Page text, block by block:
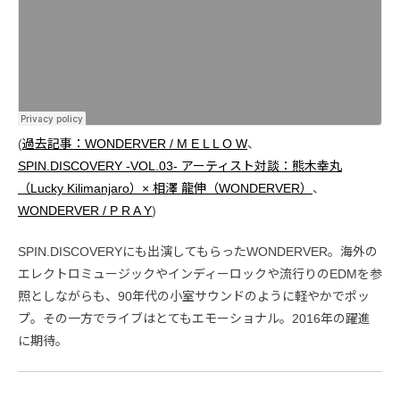
(過去記事：WONDERVER / M E L L O W、
SPIN.DISCOVERY -VOL.03- アーティスト対談：熊木幸丸
（Lucky Kilimanjaro）× 相澤 龍伸（WONDERVER） 、
WONDERVER / P R A Y)
SPIN.DISCOVERYにも出演してもらったWONDERVER。海外の
エレクトロミュージックやインディーロックや流行りのEDMを参
照としながらも、90年代の小室サウンドのように軽やかでポッ
プ。その一方でライブはとてもエモーショナル。2016年の躍進
に期待。